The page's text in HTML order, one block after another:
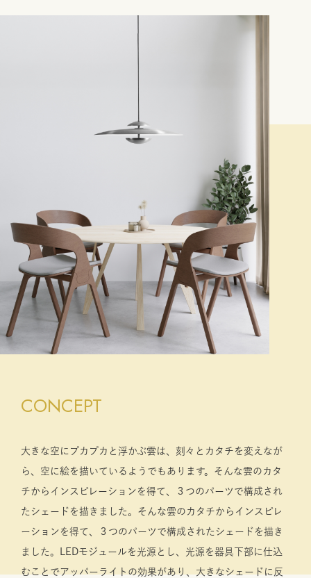
CONCEPT
大きな空にプカプカと浮かぶ雲は、刻々とカタチを変えなが
ら、空に絵を描いているようでもあります。そんな雲のカタ
チからインスピレーションを得て、３つのパーツで構成され
たシェードを描きました。そんな雲のカタチからインスピレ
ーションを得て、３つのパーツで構成されたシェードを描き
ました。LEDモジュールを光源とし、光源を器具下部に仕込
むことでアッパーライトの効果があり、大きなシェードに反